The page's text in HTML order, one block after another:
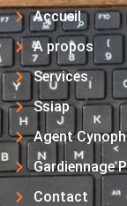
Accueil
A propos
Services
Ssiap
Agent
Gardiennage
Contact